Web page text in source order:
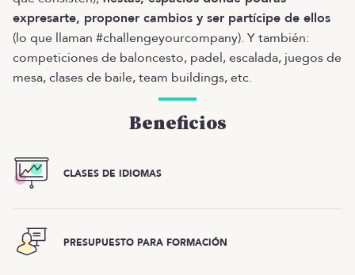
expresarte, proponer cambios y ser partícipe de ellos
(lo que llaman #challengeyourcompany). Y también:
competiciones de baloncesto, padel, escalada, juegos de
mesa, clases de baile, team buildings, etc.
Beneficios
CLASES DE IDIOMAS
PRESUPUESTO PARA FORMACIÓN